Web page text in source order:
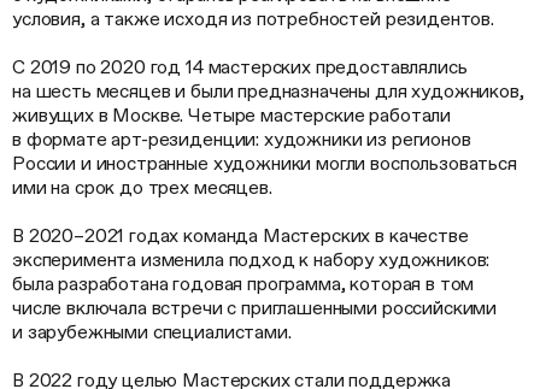
условия, а также исходя из потребностей резидентов.
С 2019 по 2020 год 14 мастерских предоставлялись
на шесть месяцев и были предназначены для художников,
живущих в Москве. Четыре мастерские работали
в формате арт-резиденции: художники из регионов
России и иностранные художники могли воспользоваться
ими на срок до трех месяцев.
В 2020–2021 годах команда Мастерских в качестве
эксперимента изменила подход к набору художников:
была разработана годовая программа, которая в том
числе включала встречи с приглашенными российскими
и зарубежными специалистами.
В 2022 году целью Мастерских стали поддержка